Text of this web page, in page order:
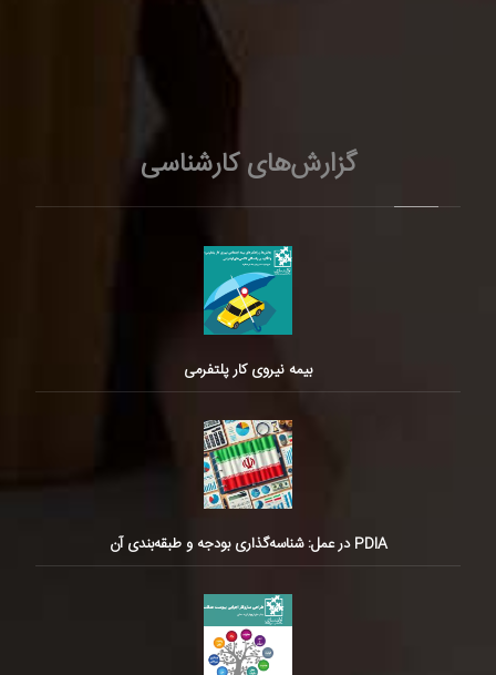
گزارش‌های کارشناسی
بیمه نیروی کار پلتفرمی
PDIA در عمل: شناسه‌گذاری بودجه و طبقه‌بندی آن